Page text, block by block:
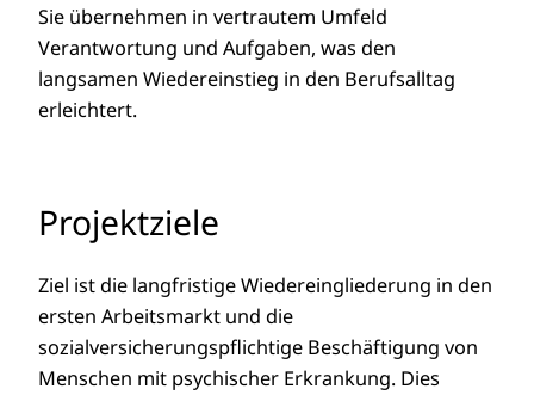
Sie übernehmen in vertrautem Umfeld
Verantwortung und Aufgaben, was den
langsamen Wiedereinstieg in den Berufsalltag
erleichtert.
Projektziele
Ziel ist die langfristige Wiedereingliederung in den
ersten Arbeitsmarkt und die
sozialversicherungspflichtige Beschäftigung von
Menschen mit psychischer Erkrankung. Dies